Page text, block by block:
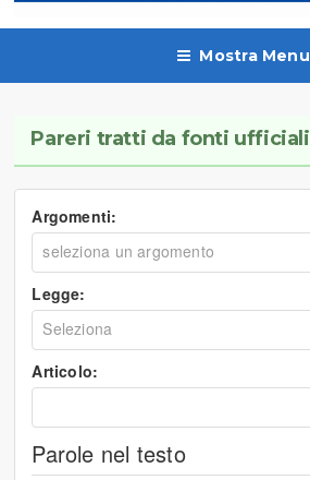
Mostra Menu
Pareri tratti da fonti ufficiali
Argomenti:
Legge:
Articolo:
Parole nel testo